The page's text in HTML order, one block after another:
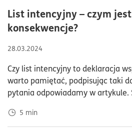
List intencyjny – czym
konsekwencje?czas
28.03.2024
Czy list intencyjny to deklaracja
warto pamiętać, podpisując taki
pytania odpowiadamy w artykule.
5 min